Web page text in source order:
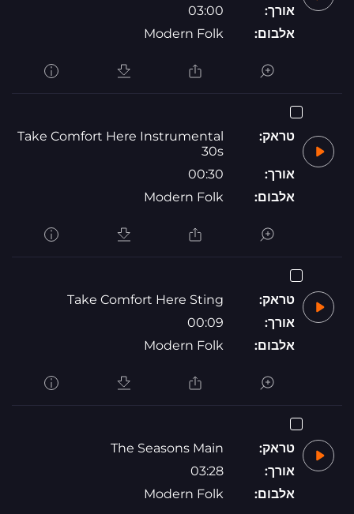
אורך:
03:00
אלבום:
Modern Folk
טראק:
Take Comfort Here Instrumental
30s
אורך:
00:30
אלבום:
Modern Folk
טראק:
Take Comfort Here Sting
אורך:
00:09
אלבום:
Modern Folk
טראק:
The Seasons Main
אורך:
03:28
אלבום:
Modern Folk